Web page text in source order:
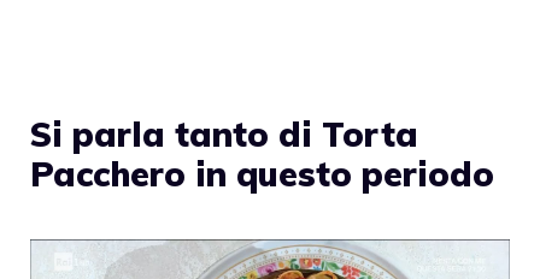
Si parla tanto di Torta
Pacchero in questo periodo